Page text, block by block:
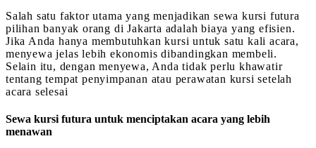
Salah satu faktor utama yang menjadikan sewa kursi futura
pilihan banyak orang di Jakarta adalah biaya yang efisien.
Jika Anda hanya membutuhkan kursi untuk satu kali acara,
menyewa jelas lebih ekonomis dibandingkan membeli.
Selain itu, dengan menyewa, Anda tidak perlu khawatir
tentang tempat penyimpanan atau perawatan kursi setelah
acara selesai
Sewa kursi futura untuk menciptakan acara yang lebih
menawan